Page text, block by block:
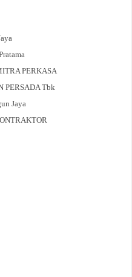
PERKASA
PERSADA Tbk
Jaya